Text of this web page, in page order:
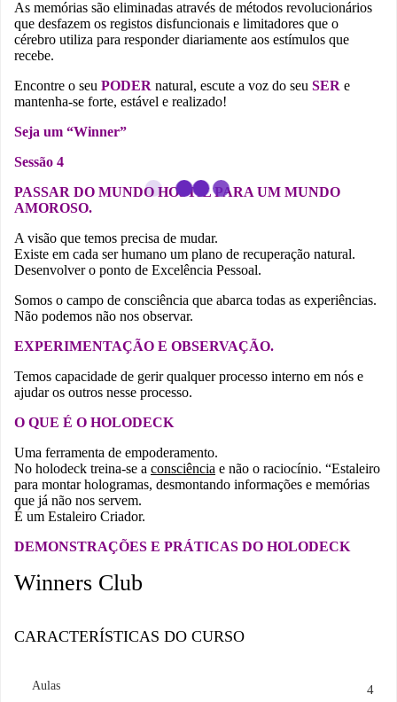
As memórias são eliminadas através de métodos revolucionários
que desfazem os registos disfuncionais e limitadores que o
cérebro utiliza para responder diariamente aos estímulos que
recebe.
Encontre o seu PODER natural, escute a voz do seu SER e
mantenha-se forte, estável e realizado!
Seja um “Winner”
Sessão 4
PASSAR DO MUNDO HOSTIL PARA UM MUNDO
AMOROSO.
A visão que temos precisa de mudar.
Existe em cada ser humano um plano de recuperação natural.
Desenvolver o ponto de Excelência Pessoal.
Somos o campo de consciência que abarca todas as experiências.
Não podemos não nos observar.
EXPERIMENTAÇÃO E OBSERVAÇÃO.
Temos capacidade de gerir qualquer processo interno em nós e
ajudar os outros nesse processo.
O QUE É O HOLODECK
Uma ferramenta de empoderamento.
No holodeck treina-se a consciência e não o raciocínio. “Estaleiro
para montar hologramas, desmontando informações e memórias
que já não nos servem.
É um Estaleiro Criador.
DEMONSTRAÇÕES E PRÁTICAS DO HOLODECK
Winners Club
CARACTERÍSTICAS DO CURSO
Aulas 4